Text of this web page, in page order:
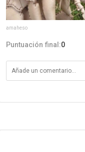
amaheso
Puntuación final:0